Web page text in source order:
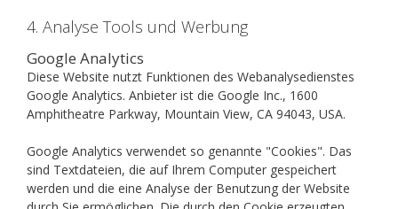
4. Analyse Tools und Werbung
Google Analytics
Diese Website nutzt Funktionen des Webanalysedienstes
Google Analytics. Anbieter ist die Google Inc., 1600
Amphitheatre Parkway, Mountain View, CA 94043, USA.
Google Analytics verwendet so genannte "Cookies". Das
sind Textdateien, die auf Ihrem Computer gespeichert
werden und die eine Analyse der Benutzung der Website